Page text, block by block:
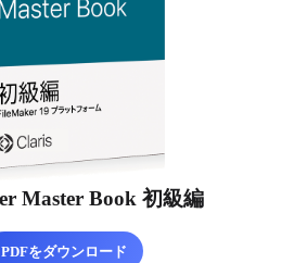
Master Book 初級編
PDFをダウンロード